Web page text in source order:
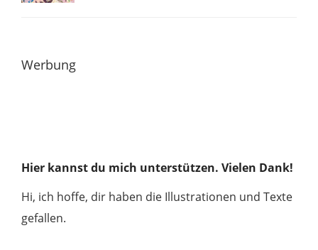
Werbung
Hier kannst du mich unterstützen. Vielen Dank!
Hi, ich hoffe, dir haben die Illustrationen und Texte
gefallen.